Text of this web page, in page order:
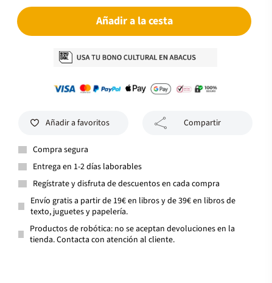
Añadir a la cesta
Añadir a favoritos Compartir
Compra segura
Entrega en 1-2 días laborables
Regístrate y disfruta de descuentos en cada compra
Envío gratis a partir de 19€ en libros y de 39€ en libros de
texto, juguetes y papelería.
Productos de robótica: no se aceptan devoluciones en la
tienda. Contacta con atención al cliente.